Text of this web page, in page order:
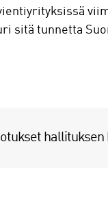
sitä tunnetta
hallituksen